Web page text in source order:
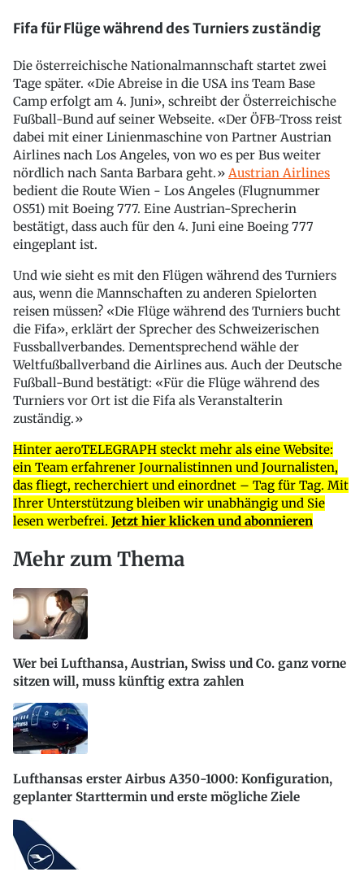
Fifa für Flüge während des Turniers zuständig
Die österreichische Nationalmannschaft startet zwei
Tage später. «Die Abreise in die USA ins Team Base
Camp erfolgt am 4. Juni», schreibt der Österreichische
Fußball-Bund auf seiner Webseite. «Der ÖFB-Tross reist
dabei mit einer Linienmaschine von Partner Austrian
Airlines nach Los Angeles, von wo es per Bus weiter
nördlich nach Santa Barbara geht.» Austrian Airlines
bedient die Route Wien - Los Angeles (Flugnummer
OS51) mit Boeing 777. Eine Austrian-Sprecherin
bestätigt, dass auch für den 4. Juni eine Boeing 777
eingeplant ist.
Und wie sieht es mit den Flügen während des Turniers
aus, wenn die Mannschaften zu anderen Spielorten
reisen müssen? «Die Flüge während des Turniers bucht
die Fifa», erklärt der Sprecher des Schweizerischen
Fussballverbandes. Dementsprechend wähle der
Weltfußballverband die Airlines aus. Auch der Deutsche
Fußball-Bund bestätigt: «Für die Flüge während des
Turniers vor Ort ist die Fifa als Veranstalterin
zuständig.»
Hinter aeroTELEGRAPH steckt mehr als eine Website:
ein Team erfahrener Journalistinnen und Journalisten,
das fliegt, recherchiert und einordnet – Tag für Tag. Mit
Ihrer Unterstützung bleiben wir unabhängig und Sie
lesen werbefrei. Jetzt hier klicken und abonnieren
Mehr zum Thema
Wer bei Lufthansa, Austrian, Swiss und Co. ganz vorne
sitzen will, muss künftig extra zahlen
Lufthansas erster Airbus A350-1000: Konfiguration,
geplanter Starttermin und erste mögliche Ziele